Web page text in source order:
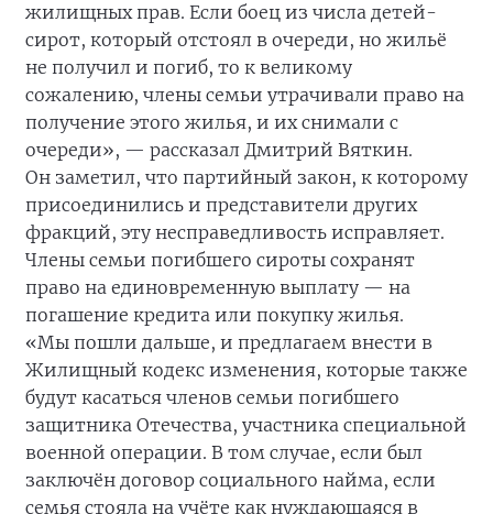
жилищных прав. Если боец из числа детей-
сирот, который отстоял в очереди, но жильё
не получил и погиб, то к великому
сожалению, члены семьи утрачивали право на
получение этого жилья, и их снимали с
очереди», — рассказал Дмитрий Вяткин.
Он заметил, что партийный закон, к которому
присоединились и представители других
фракций, эту несправедливость исправляет.
Члены семьи погибшего сироты сохранят
право на единовременную выплату — на
погашение кредита или покупку жилья.
«Мы пошли дальше, и предлагаем внести в
Жилищный кодекс изменения, которые также
будут касаться членов семьи погибшего
защитника Отечества, участника специальной
военной операции. В том случае, если был
заключён договор социального найма, если
семья стояла на учёте как нуждающаяся в